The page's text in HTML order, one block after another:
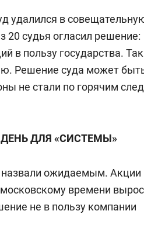
удалился в
судья огласил решение:
в пользу государства.
Решение суда может
не стали по горячим
ДЛЯ «СИСТЕМЫ»
назвали ожидаемым. Акции
времени
не в пользу компании